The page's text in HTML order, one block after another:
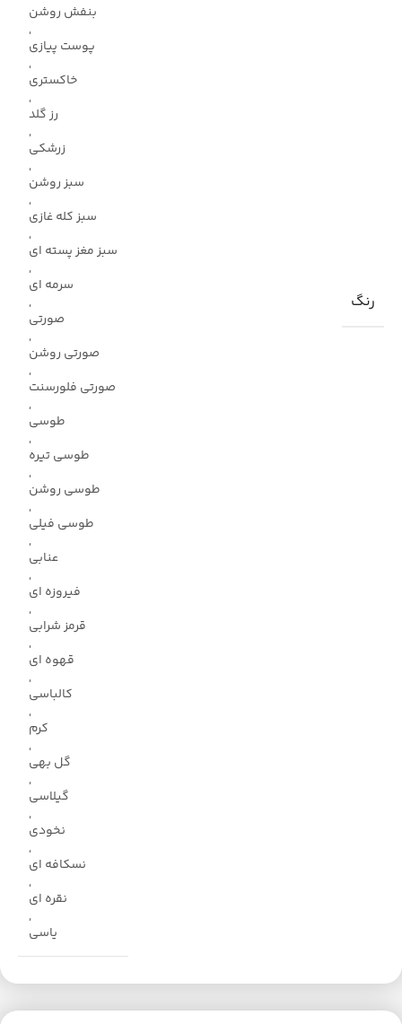
رنگ
بنفش روشن
,
پوست پیازی
,
خاکستری
,
رز گلد
,
زرشکی
,
سبز روشن
,
سبز کله غازی
,
سبز مغز پسته ای
,
سرمه ای
,
صورتی
,
صورتی روشن
,
صورتی فلورسنت
,
طوسی
,
طوسی تیره
,
طوسی روشن
,
طوسی فیلی
,
عنابی
,
فیروزه ای
,
قرمز شرابی
,
قهوه ای
,
کالباسی
,
کرم
,
گل بهی
,
گیلاسی
,
نخودی
,
نسکافه ای
,
نقره ای
,
یاسی